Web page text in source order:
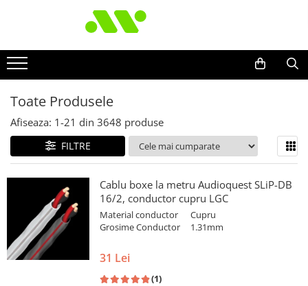
Toate Produsele
Afiseaza: 1-21 din 3648 produse
FILTRE
Cablu boxe la metru Audioquest SLiP-DB
16/2, conductor cupru LGC
Material conductor
Cupru
Grosime Conductor 1.31mm
31 Lei
(1)